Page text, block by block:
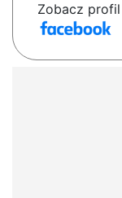
Zobacz